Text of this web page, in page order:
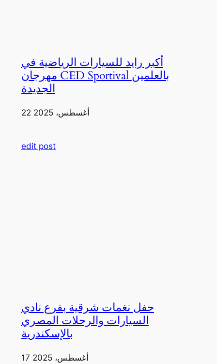
أكبر رايد للسيارات الرياضية في
مهرجان CED Sportival بالعلمين
الجديدة
22 أغسطس، 2025
edit post
حفل نغمات شرقية بفرع نادي
السيارات والرحلات المصري
بالإسكندرية
17 أغسطس، 2025